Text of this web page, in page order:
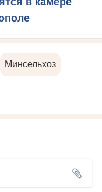
Минсельхоз